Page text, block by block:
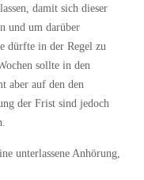
damit sich dieser
und um darüber
dürfte in der Regel zu
sollte in den
aber auf den den
der Frist sind jedoch
unterlassene Anhörung,